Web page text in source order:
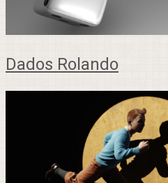
Dados Rolando